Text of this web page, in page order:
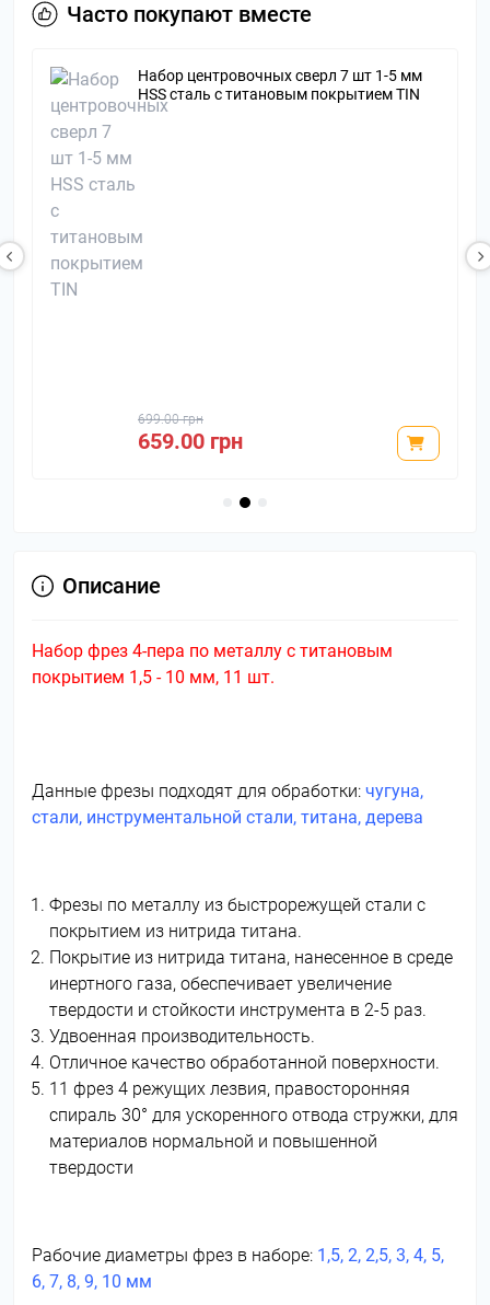
Часто покупают вместе
Набор центровочных сверл 7 шт 1-5 мм
HSS сталь с титановым покрытием TIN
699.00 грн
659.00 грн
Описание
Набор фрез 4-пера по металлу с титановым
покрытием 1,5 - 10 мм, 11 шт.
Данные фрезы подходят для обработки: чугуна,
стали, инструментальной стали, титана, дерева
Фрезы по металлу из быстрорежущей стали с
покрытием из нитрида титана.
Покрытие из нитрида титана, нанесенное в среде
инертного газа, обеспечивает увеличение
твердости и стойкости инструмента в 2-5 раз.
Удвоенная производительность.
Отличное качество обработанной поверхности.
11 фрез 4 режущих лезвия, правосторонняя
спираль 30° для ускоренного отвода стружки, для
материалов нормальной и повышенной
твердости
Рабочие диаметры фрез в наборе: 1,5, 2, 2,5, 3, 4, 5,
6, 7, 8, 9, 10 мм